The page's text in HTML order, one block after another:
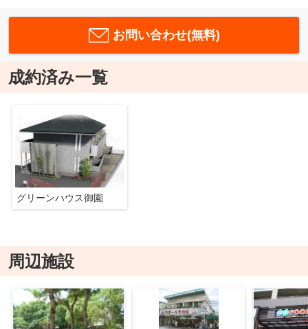
お問い合わせ(無料)
成約済み一覧
グリーンハウス御園
周辺施設